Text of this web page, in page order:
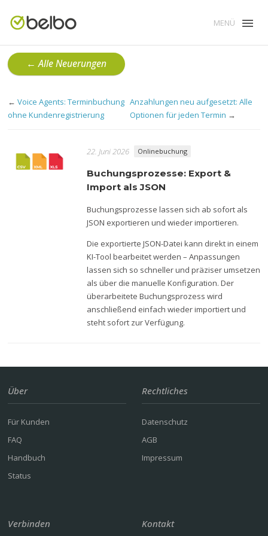
MENÜ
← Alle Neuerungen
← Voice Agents: Terminbuchung
ohne Kundenregistrierung
Anzahlungen neu aufgesetzt: Alle
Optionen für jeden Termin →
22. Juni 2026 Onlinebuchung
Buchungsprozesse: Export &
Import als JSON
Buchungsprozesse lassen sich ab sofort als
JSON exportieren und wieder importieren.
Die exportierte JSON-Datei kann direkt in einem
KI-Tool bearbeitet werden – Anpassungen
lassen sich so schneller und präziser umsetzen
als über die manuelle Konfiguration. Der
überarbeitete Buchungsprozess wird
anschließend einfach wieder importiert und
steht sofort zur Verfügung.
Über
Für Kunden
FAQ
Handbuch
Status
Rechtliches
Datenschutz
AGB
Impressum
Verbinden Kontakt